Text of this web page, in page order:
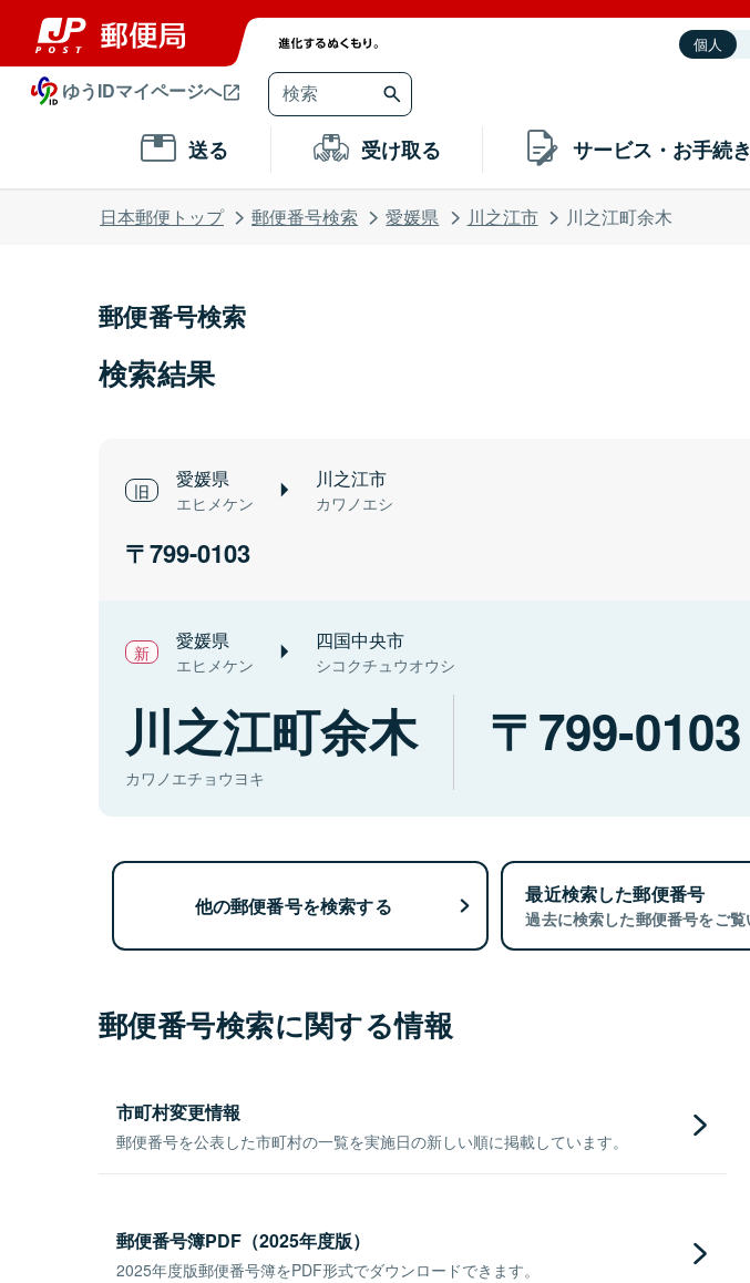
個人
ゆうIDマイページへ
送る 受け取る サービス・お手続き
日本郵便トップ 郵便番号検索 愛媛県 川之江市 川之江町余木
郵便番号検索
検索結果
愛媛県
エヒメケン
川之江市
カワノエシ
799-0103
愛媛県
エヒメケン
四国中央市
シコクチュウオウシ
川之江町余木
カワノエチョウヨキ
799-0103
他の郵便番号を検索する 最近検索した郵便番号
過去に検索した郵便番号をご覧
郵便番号検索に関する情報
市町村変更情報
郵便番号を公表した市町村の一覧を実施日の新しい順に掲載しています。
郵便番号簿PDF（2025年度版）
2025年度版郵便番号簿をPDF形式でダウンロードできます。